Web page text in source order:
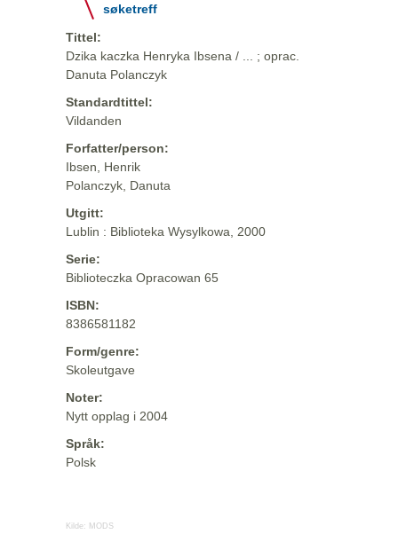
søketreff
Tittel:
Dzika kaczka Henryka Ibsena / ... ; oprac.
Danuta Polanczyk
Standardtittel:
Vildanden
Forfatter/person:
Ibsen, Henrik
Polanczyk, Danuta
Utgitt:
Lublin : Biblioteka Wysylkowa, 2000
Serie:
Biblioteczka Opracowan 65
ISBN:
8386581182
Form/genre:
Skoleutgave
Noter:
Nytt opplag i 2004
Språk:
Polsk
Kilde: MODS